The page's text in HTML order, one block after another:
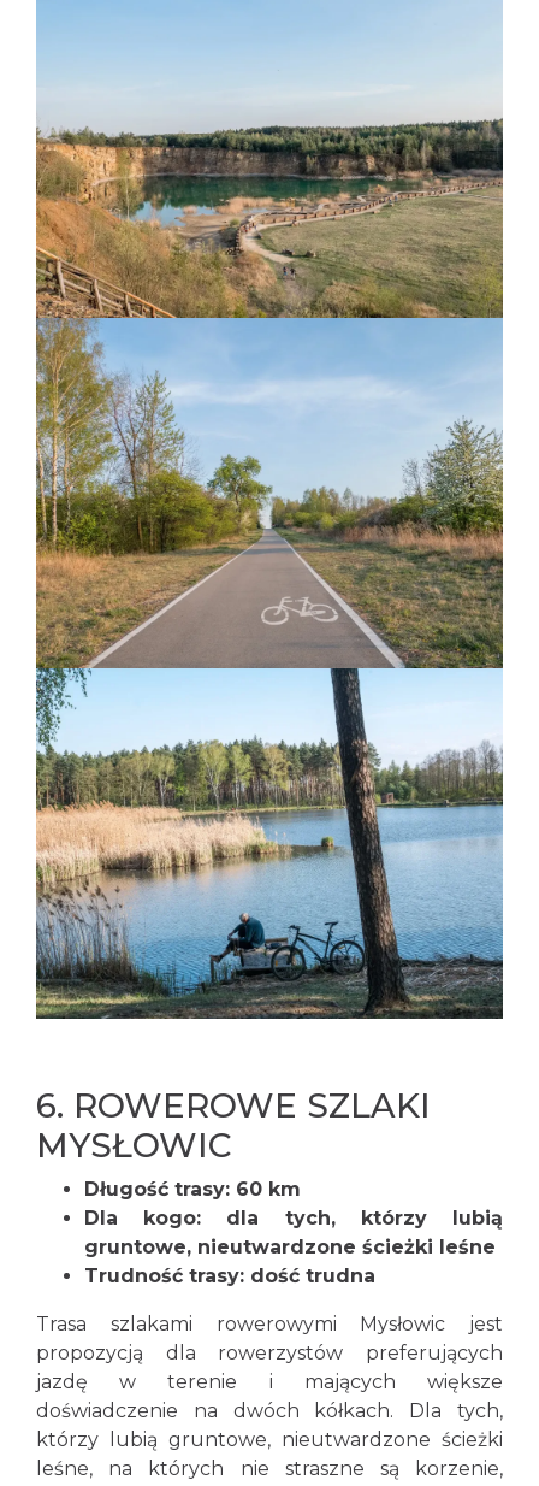
6. ROWEROWE SZLAKI
MYSŁOWIC
Długość trasy: 60 km
Dla kogo: dla tych, którzy lubią
gruntowe, nieutwardzone ścieżki leśne
Trudność trasy: dość trudna
Trasa szlakami rowerowymi Mysłowic jest
propozycją dla rowerzystów preferujących
jazdę w terenie i mających większe
doświadczenie na dwóch kółkach. Dla tych,
którzy lubią gruntowe, nieutwardzone ścieżki
leśne, na których nie straszne są korzenie,